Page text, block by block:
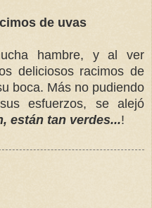
de uvas
hambre, y al ver
deliciosos racimos de
boca. Más no pudiendo
esfuerzos, se alejó
están tan verdes...!